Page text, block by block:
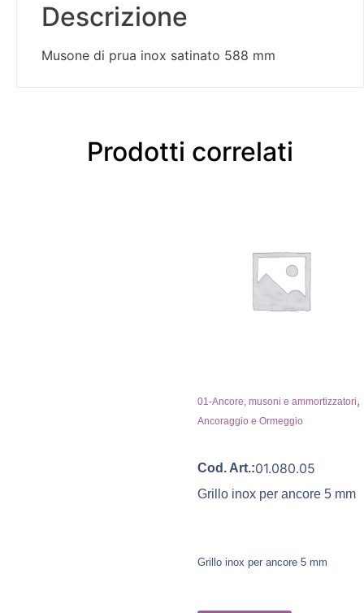
Descrizione
Musone di prua inox satinato 588 mm
Prodotti correlati
01-Ancore, musoni e ammortizzatori,
Ancoraggio e Ormeggio
Cod. Art.:01.080.05
Grillo inox per ancore 5 mm
Grillo inox per ancore 5 mm